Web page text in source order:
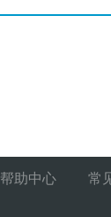
帮助中心 常